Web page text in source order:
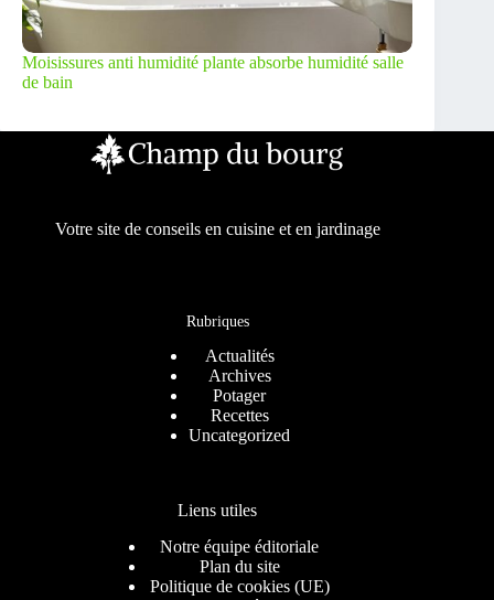
Moisissures anti humidité plante absorbe humidité salle
de bain
Votre site de conseils en cuisine et en jardinage
Rubriques
Actualités
Archives
Potager
Recettes
Uncategorized
Liens utiles
Notre équipe éditoriale
Plan du site
Politique de cookies (UE)